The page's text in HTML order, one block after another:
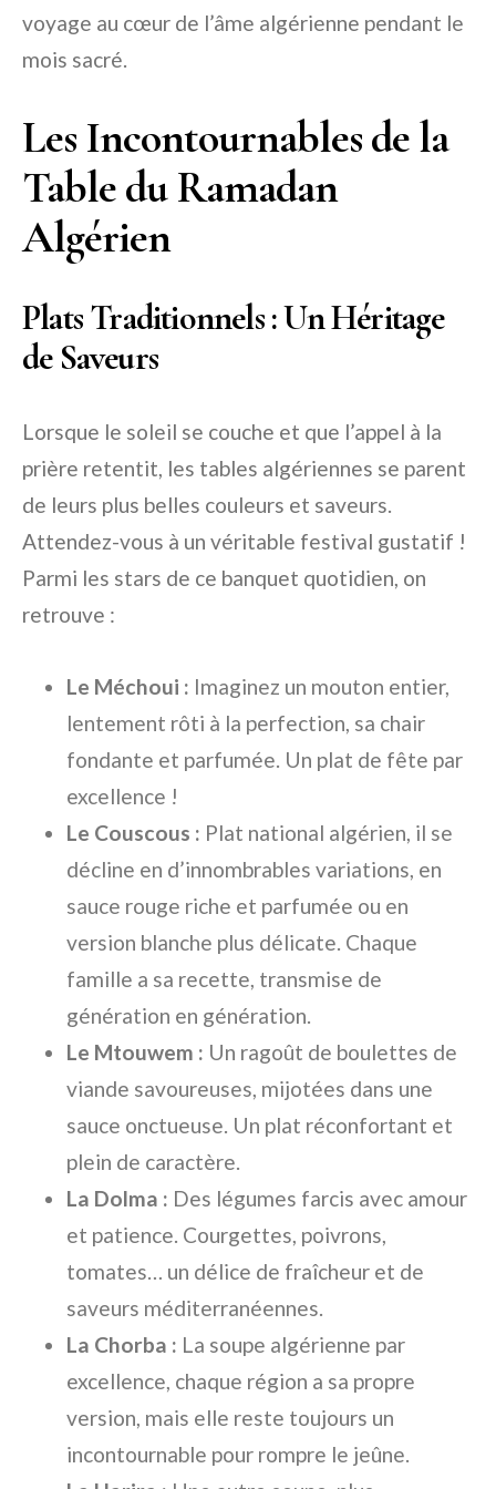
voyage au cœur de l’âme algérienne pendant le
mois sacré.
Les Incontournables de la
Table du Ramadan
Algérien
Plats Traditionnels : Un Héritage
de Saveurs
Lorsque le soleil se couche et que l’appel à la
prière retentit, les tables algériennes se parent
de leurs plus belles couleurs et saveurs.
Attendez-vous à un véritable festival gustatif !
Parmi les stars de ce banquet quotidien, on
retrouve :
Le Méchoui : Imaginez un mouton entier,
lentement rôti à la perfection, sa chair
fondante et parfumée. Un plat de fête par
excellence !
Le Couscous : Plat national algérien, il se
décline en d’innombrables variations, en
sauce rouge riche et parfumée ou en
version blanche plus délicate. Chaque
famille a sa recette, transmise de
génération en génération.
Le Mtouwem : Un ragoût de boulettes de
viande savoureuses, mijotées dans une
sauce onctueuse. Un plat réconfortant et
plein de caractère.
La Dolma : Des légumes farcis avec amour
et patience. Courgettes, poivrons,
tomates… un délice de fraîcheur et de
saveurs méditerranéennes.
La Chorba : La soupe algérienne par
excellence, chaque région a sa propre
version, mais elle reste toujours un
incontournable pour rompre le jeûne.